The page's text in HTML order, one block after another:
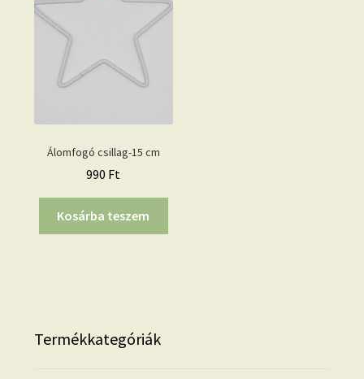
Álomfogó csillag-15 cm
990 Ft
Kosárba teszem
Termékkategóriák